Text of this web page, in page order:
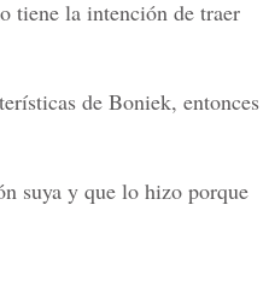
tiene la intención de traer
de Boniek, entonces
suya y que lo hizo porque